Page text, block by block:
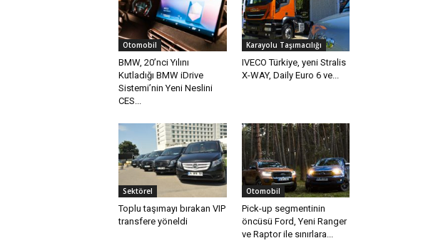
Otomobil
BMW, 20’nci Yılını
Kutladığı BMW iDrive
Sistemi’nin Yeni Neslini
CES...
Karayolu Taşımacılığı
IVECO Türkiye, yeni Stralis
X-WAY, Daily Euro 6 ve...
Sektörel
Toplu taşımayı bırakan VIP
transfere yöneldi
Otomobil
Pick-up segmentinin
öncüsü Ford, Yeni Ranger
ve Raptor ile sınırlara...